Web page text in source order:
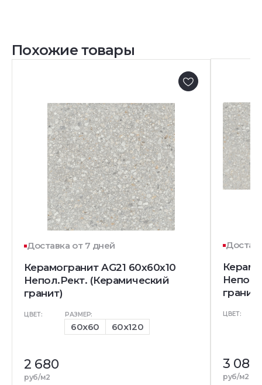
Похожие товары
Доставка от 7 дней
Керамогранит AG21 60x60x10
Непол.Рект. (Керамический
гранит)
ЦВЕТ: РАЗМЕР:
60x60 60x120
2 680
руб/м2
гранит)
ЦВЕТ:
3 080
руб/м2